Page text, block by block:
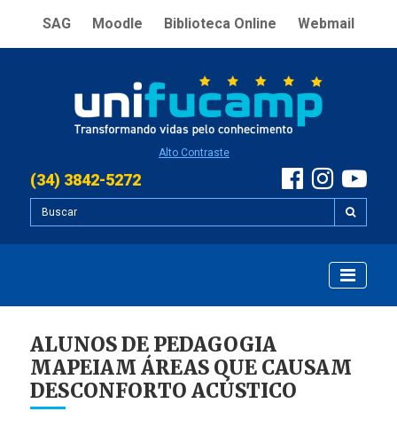
SAG Moodle Biblioteca Online Webmail
Alto Contraste
(34) 3842-5272
ALUNOS DE PEDAGOGIA
MAPEIAM ÁREAS QUE CAUSAM
DESCONFORTO ACÚSTICO